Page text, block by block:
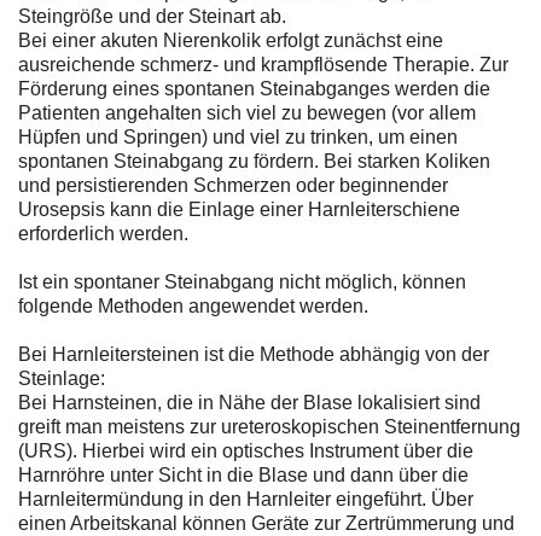
Steingröße und der Steinart ab.
Bei einer akuten Nierenkolik erfolgt zunächst eine
ausreichende schmerz- und krampflösende Therapie. Zur
Förderung eines spontanen Steinabganges werden die
Patienten angehalten sich viel zu bewegen (vor allem
Hüpfen und Springen) und viel zu trinken, um einen
spontanen Steinabgang zu fördern. Bei starken Koliken
und persistierenden Schmerzen oder beginnender
Urosepsis kann die Einlage einer Harnleiterschiene
erforderlich werden.
Ist ein spontaner Steinabgang nicht möglich, können
folgende Methoden angewendet werden.
Bei Harnleitersteinen ist die Methode abhängig von der
Steinlage:
Bei Harnsteinen, die in Nähe der Blase lokalisiert sind
greift man meistens zur ureteroskopischen Steinentfernung
(URS). Hierbei wird ein optisches Instrument über die
Harnröhre unter Sicht in die Blase und dann über die
Harnleitermündung in den Harnleiter eingeführt. Über
einen Arbeitskanal können Geräte zur Zertrümmerung und